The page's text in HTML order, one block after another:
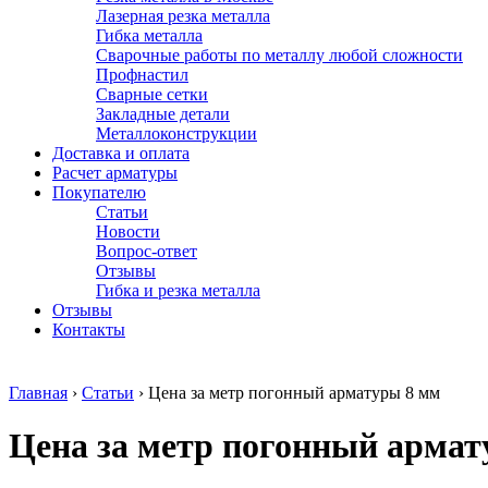
Лазерная резка металла
Гибка металла
Сварочные работы по металлу любой сложности
Профнастил
Сварные сетки
Закладные детали
Металлоконструкции
Доставка и оплата
Расчет арматуры
Покупателю
Статьи
Новости
Вопрос-ответ
Отзывы
Гибка и резка металла
Отзывы
Контакты
Главная › Статьи › Цена за метр погонный арматуры 8 мм
Цена за метр погонный